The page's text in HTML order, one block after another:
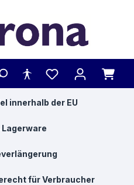
innerhalb der EU
Lagerware
für Verbraucher